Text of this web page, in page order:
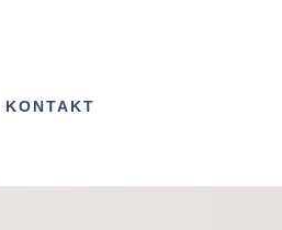
KONTAKT